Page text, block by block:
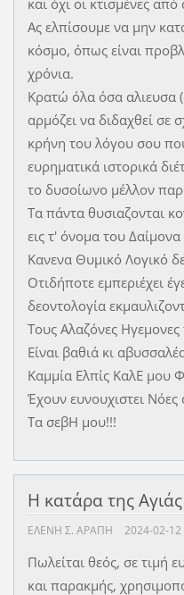
Ας ελπίσουμε να μην
κόσμο, όπως είναι
χρόνια.
Κρατώ όλα όσα αλιευσα
αρμόζει να διδαχθεί σε
κρήνη του λόγου σου
ευρηματικά ιστορικά
το δυσοίωνο μέλλον
Τα πάντα θυσιαζονται
εις τ' όνομα του
Κανενα Θυμικό Λογικό
Οτιδήποτε εμπεριέχει
δεοντολογία
Τους Αλαζόνες
Είναι βαθιά κι
Καμμία Ελπίς ΚαλΕ μου
Έχουν ευνουχιστει
Τα σεβΗ μου!!!
Η κατάρα της
ΕΛΈΝΗ Σ. ΑΡΆΠΗ 2024-02-12
Πωλείται θεός, σε τιμή
και παρακμής,